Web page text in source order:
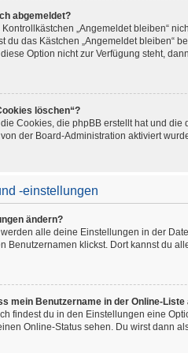
abgemeldet?
„Angemeldet bleiben“
du das Kästchen „Angemeldet bleiben“
Option nicht zur Verfügung steht,
löschen“?
Cookies, die phpBB erstellt hat und
von der Board-Administration aktiviert
-einstellungen
ändern?
alle deine Einstellungen in der
Benutzernamen klickst. Dort kannst du
mein Benutzername in der Online-
findest du in den Einstellungen eine
Online-Status sehen. Du wirst dann